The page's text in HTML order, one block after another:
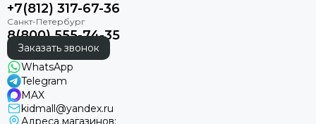
+7(812) 317-67-36
8(800) 555-74-35
Заказать звонок
WhatsApp
Telegram
MAX
kidmall@yandex.ru
Адреса магазинов: